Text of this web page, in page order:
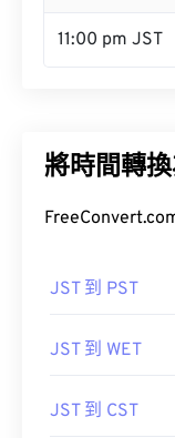
11:00 pm JST
將時間轉
JST 到 PST
JST 到 WET
JST 到 CST